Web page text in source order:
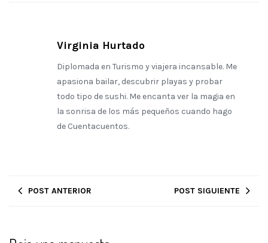
Virginia Hurtado
Diplomada en Turismo y viajera incansable. Me
apasiona bailar, descubrir playas y probar
todo tipo de sushi. Me encanta ver la magia en
la sonrisa de los más pequeños cuando hago
de Cuentacuentos.
POST ANTERIOR POST SIGUIENTE